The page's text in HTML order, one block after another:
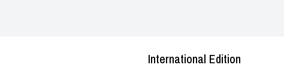
International Edition